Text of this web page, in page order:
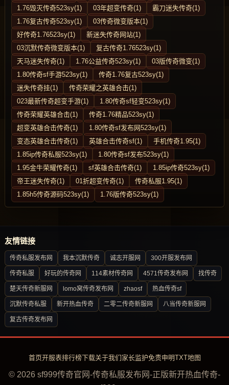
1.76毁灭传奇523sy(1)
03年超变传奇(1)
霸刀迷失传奇(1)
1.76复古传奇523sy(1)
03传奇微变版本(1)
好传奇1.76523sy(1)
新迷失传奇网站(1)
03沉默传奇微变版本(1)
复古传奇1.76523sy(1)
天马迷失传奇(1)
1.76公益传奇523sy(1)
03版传奇微变(1)
1.80传奇sf手游523sy(1)
传奇1.76复古523sy(1)
迷失传奇挂(1)
传奇荣耀之英雄合击(1)
023最新传奇超变手游(1)
1.80传奇sf轻变523sy(1)
传奇荣耀英雄合击(1)
传奇1.76精品523sy(1)
超变英雄合击传奇(1)
1.80传奇sf发布网523sy(1)
变态英雄合击传奇(1)
英雄合击传奇sf(1)
手机传奇1.95(1)
1.85ip传奇私服523sy(1)
1.80传奇sf发布523sy(1)
1.95金牛荣耀传奇(1)
sf英雄合击传奇(1)
1.85ip传奇523sy(1)
帝王迷失传奇(1)
01折超变传奇(1)
传奇私服1.95(1)
1.85h5传奇源码523sy(1)
1.76版传奇523sy(1)
友情链接
传奇私服发布网 我本沉默传奇 诚志开服网 300开服发布网
传奇私服 好玩的传奇网 114素材传奇网 4571传奇发布网 找传奇
楚天传奇新服网 lomo窝传奇发布网 zhaosf 热血传奇sf
沉默传奇私服 新开热血传奇 二零二传奇新服网 八当传奇新服网
复古传奇发布网
首页开服表排行榜下载关于我们 家长监护免责申明TXT地图
© 2026 sf999传奇官网-传奇私服发布网-正版新开热血传奇-